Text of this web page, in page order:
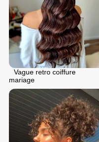
Vague retro coiffure
mariage